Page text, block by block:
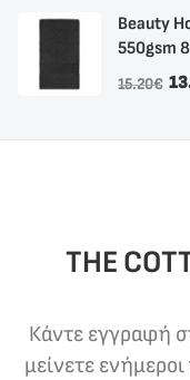
Beauty
550gsm
15.20€
THE
Κάντε εγγραφή
μείνετε